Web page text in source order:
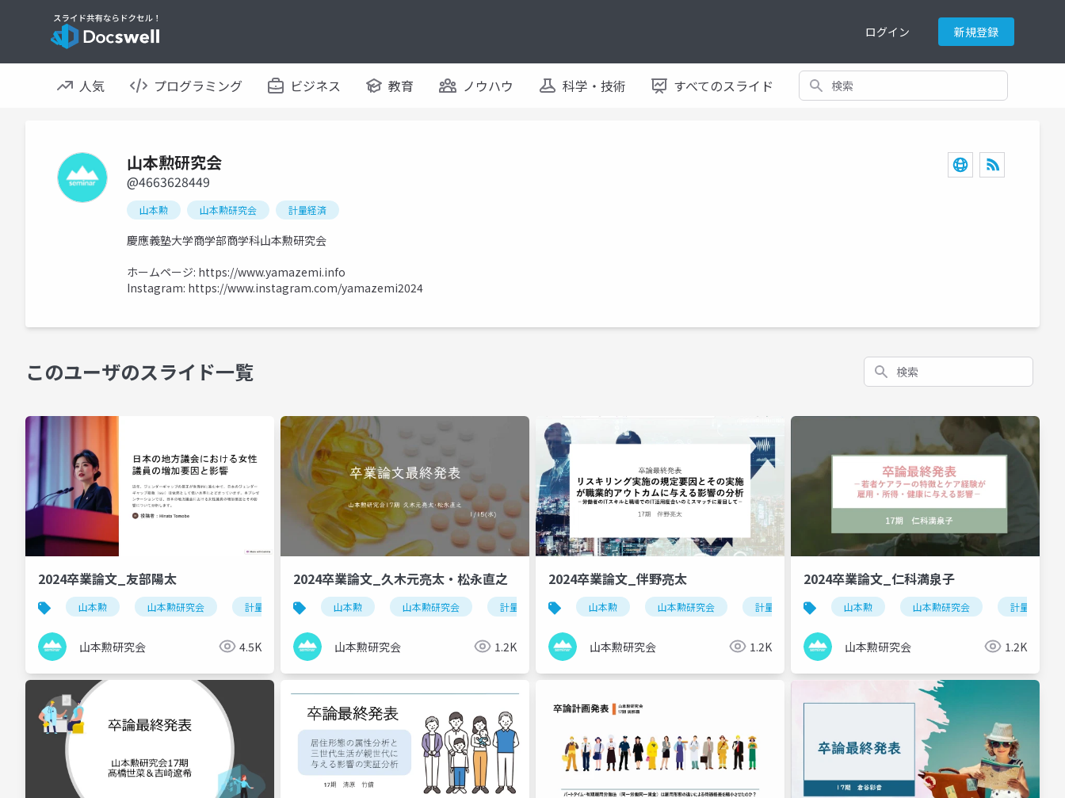
ログイン 新規登録
人気 プログラミング ビジネス 教育 ノウハウ 科学・技術 すべてのスライド 検索
山本勲研究会
@4663628449
山本勲 山本勲研究会 計量経済
慶應義塾大学商学部商学科山本勲研究会
ホームページ: https://www.yamazemi.info
Instagram: https://www.instagram.com/yamazemi2024
このユーザのスライド一覧 検索
2024卒業論文_友部陽太
山本勲 山本勲研究会 計量経済 stata 慶應 実証分析 卒業論文 女性議員 ジェンダーギャップ 地方議会 政治参加 政策分析
山本勲研究会 4.5K
2024卒業論文_久木元亮太・松永直之
山本勲 山本勲研究会 計量経済 stata 慶應 実証分析 卒業論文 サプリメント ウェルビーイング
山本勲研究会 1.2K
2024卒業論文_伴野亮太
山本勲 山本勲研究会 計量経済 stata 慶應 実証分析
山本勲研究会 1.2K
2024卒業論文_仁科満泉子
山本勲 山本勲研究会 計量経済
山本勲研究会 1.2K